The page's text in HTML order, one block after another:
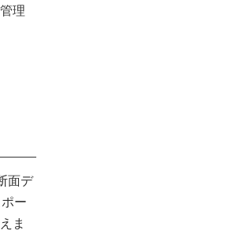
理
面デ
ー
ま